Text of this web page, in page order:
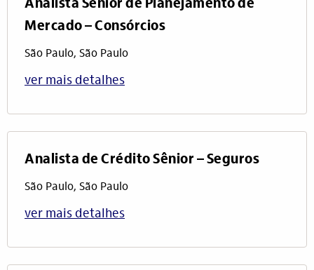
Analista Sênior de Planejamento de
Mercado – Consórcios
São Paulo, São Paulo
ver mais detalhes
Analista de Crédito Sênior – Seguros
São Paulo, São Paulo
ver mais detalhes